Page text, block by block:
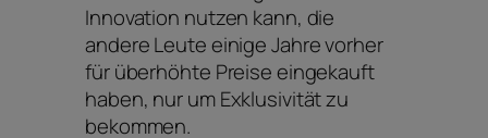
Innovation nutzen kann, die
andere Leute einige Jahre vorher
für überhöhte Preise eingekauft
haben, nur um Exklusivität zu
bekommen.